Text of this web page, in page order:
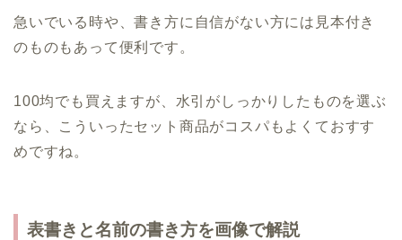
急いでいる時や、書き方に自信がない方には見本付き
のものもあって便利です。
100均でも買えますが、水引がしっかりしたものを選ぶ
なら、こういったセット商品がコスパもよくておすす
めですね。
表書きと名前の書き方を画像で解説